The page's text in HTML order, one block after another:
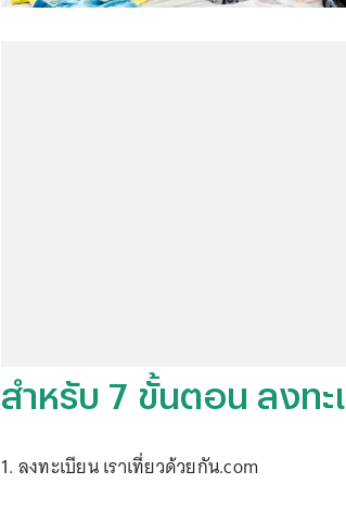
สำหรับ 7 ขั้นตอน ลงท
1. ลงทะเบียน เราเที่ยวด้วยกัน.com